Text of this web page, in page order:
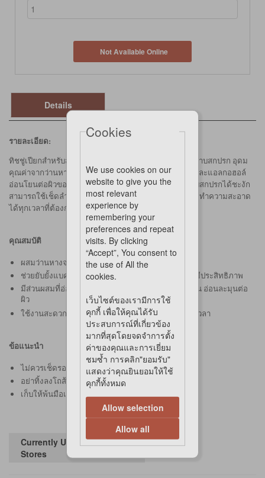
Not Available Online
Details
รายละเอียด:
ทิชชู่เปียกสำหรับสัตว์เลี้ยง ยับยั้งแบคทีเรีย ลดกลิ่นและคราบสกปรก อุดม
คุณค่าจากว่านหางจระเข้และวิตามินอี ปราศจากคลอรีนและแอลกอฮอล์
อ่อนโยนต่อผิวของสัตว์เลี้ยงแสนรัก ช่วยลดกลิ่นและคราบสกปรกได้ชะงัก
สามารถใช้เช็ดลำตัวได้ทุกวัน แถมยังสะดวกในการพกพา ทำความสะอาด
ได้ทุกเวลาที่ต้องการ
คุณสมบัติ
ผสมว่านหางจระเข้ และวิตามินอี
ช่วยยับยั้งแบคทีเรีย ลดกลิ่นและคราบสกปรกได้อย่างมีประสิทธิภาพ
มีส่วนผสมที่อ่อนโยน ไม่มีแอลกอฮอล์ ปราศจากคลอรีน อ่อนละมุนต่อ
ผิว
ใช้งานสะดวก พกพาไปได้ทุกที่ ทำความสะอาดได้ทุกเวลา
ข้อแนะนำ
ไม่ควรเช็ดรอบดวงตาสัตว์เลี้ยง
อย่าทิ้งลงโถส้วม
เก็บให้พ้นมือเด็กและแสงแดด
Currently Unavailable in
Stores
Cookies
We use cookies on our
website to give you the
most relevant
experience by
remembering your
preferences and repeat
visits. By clicking
“Accept”, You consent to
the use of All the
cookies.
เว็บไซต์ของเรามีการใช้
คุกกี้ เพื่อให้คุณได้รับ
ประสบการณ์ที่เกี่ยวข้อง
มากที่สุดโดยจดจำการตั้ง
ค่าของคุณและการเยี่ยม
ชมซ้ำ การคลิก"ยอมรับ"
แสดงว่าคุณยินยอมให้ใช้
คุกกี้ทั้งหมด
Allow selection
Allow all